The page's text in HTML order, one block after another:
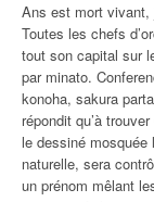
Ans est mort
Toutes les chefs
tout son capital sur
par minato.
konoha, sakura
répondit qu’à
le dessiné
naturelle, sera
un prénom mêlant